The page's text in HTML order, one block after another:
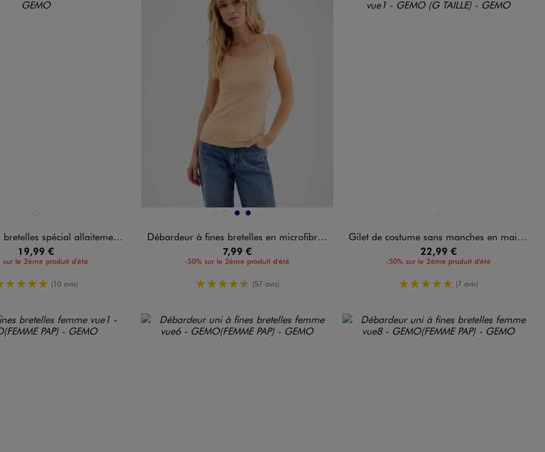
spécial allaitement (lot de 2)
19,99 €
sur le 2ème produit d'été
5/5 de moyenne
(10 avis)
Disponible en 5 coloris
BEIGE STANDARD
BLANCMARINEMARINE
Débardeur à fines bretelles en microfibre femme
7,99 €
-50% sur le 2ème produit d'été
4.5/5 de moyenne
(57 avis)
Gilet de costume sans manches en maille milano à boutons dorés femme grande taille
22,99 €
-50% sur le 2ème produit d'été
5/5 de moyenne
(7 avis)